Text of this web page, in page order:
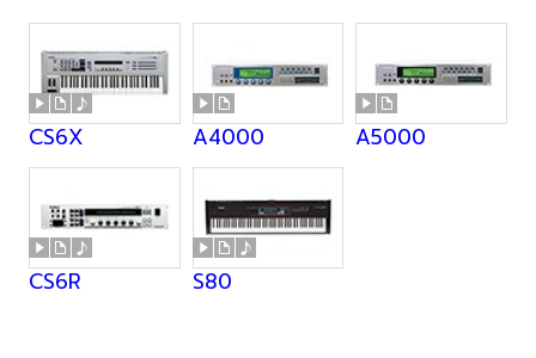
CS6X A4000 A5000
CS6R S80